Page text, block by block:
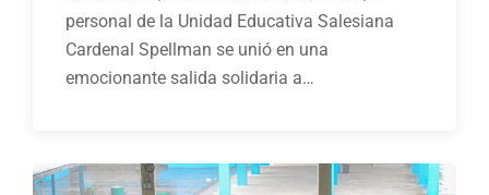
personal de la Unidad Educativa Salesiana
Cardenal Spellman se unió en una
emocionante salida solidaria a…